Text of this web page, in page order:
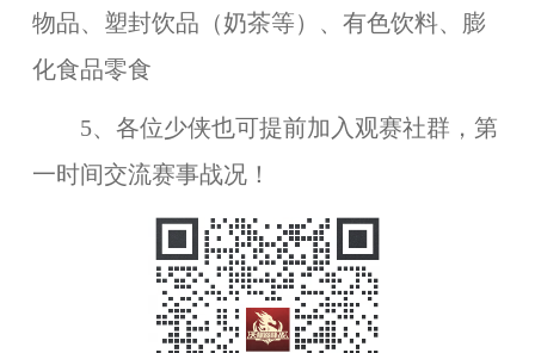
物品、塑封饮品（奶茶等）、有色饮料、膨
化食品零食
5、各位少侠也可提前加入观赛社群，第
一时间交流赛事战况！